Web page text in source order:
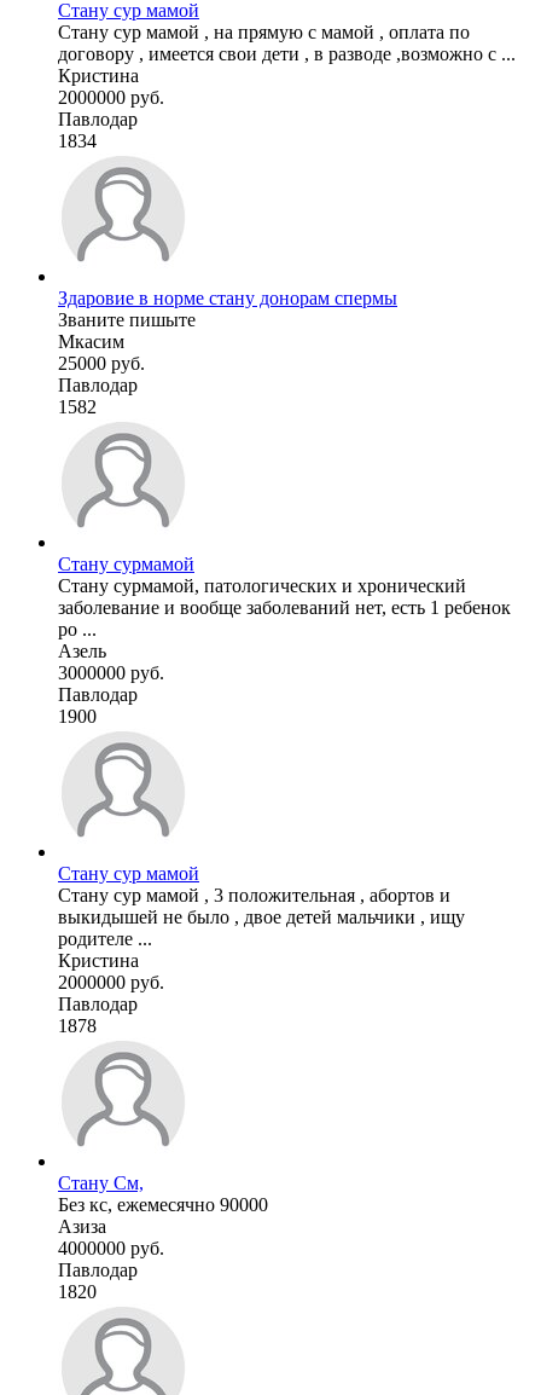
Стану сур мамой
Стану сур мамой , на прямую с мамой , оплата по
договору , имеется свои дети , в разводе ,возможно с ...
Кристина
2000000 руб.
Павлодар
1834
Здаровие в норме стану донорам спермы
Званите пишыте
Мкасим
25000 руб.
Павлодар
1582
Стану сурмамой
Стану сурмамой, патологических и хронический
заболевание и вообще заболеваний нет, есть 1 ребенок
ро ...
Азель
3000000 руб.
Павлодар
1900
Стану сур мамой
Стану сур мамой , 3 положительная , абортов и
выкидышей не было , двое детей мальчики , ищу
родителе ...
Кристина
2000000 руб.
Павлодар
1878
Стану См,
Без кс, ежемесячно 90000
Азиза
4000000 руб.
Павлодар
1820